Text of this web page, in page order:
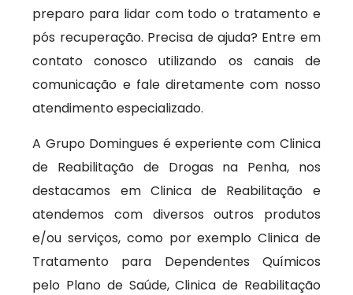
preparo para lidar com todo o tratamento e
pós recuperação. Precisa de ajuda? Entre em
contato conosco utilizando os canais de
comunicação e fale diretamente com nosso
atendimento especializado.
A Grupo Domingues é experiente com Clinica
de Reabilitação de Drogas na Penha, nos
destacamos em Clinica de Reabilitação e
atendemos com diversos outros produtos
e/ou serviços, como por exemplo Clinica de
Tratamento para Dependentes Químicos
pelo Plano de Saúde, Clinica de Reabilitação